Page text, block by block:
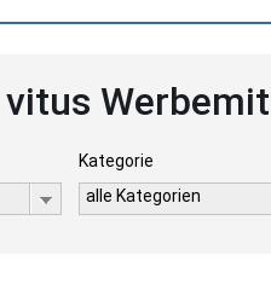
vitus
Kategorie
alle Kategorien